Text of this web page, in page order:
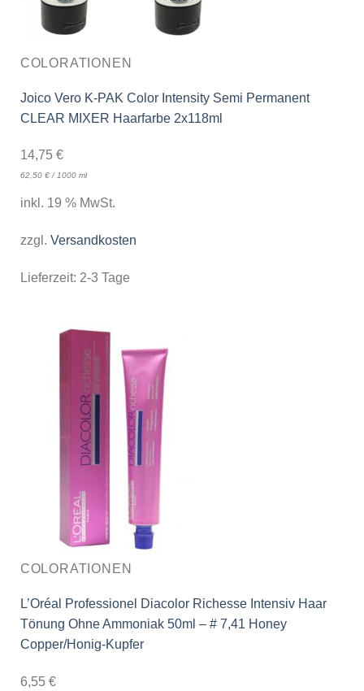
COLORATIONEN
Joico Vero K-PAK Color Intensity Semi Permanent
CLEAR MIXER Haarfarbe 2x118ml
14,75 €
62,50 €/1000 ml
inkl. 19 % MwSt.
zzgl. Versandkosten
Lieferzeit: 2-3 Tage
COLORATIONEN
L’Oréal Professionel Diacolor Richesse Intensiv Haar
Tönung Ohne Ammoniak 50ml – # 7,41 Honey
Copper/Honig-Kupfer
6,55 €